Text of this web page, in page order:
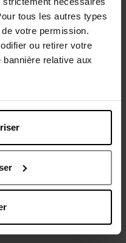
tous les autres types
votre permission.
ou retirer votre
relative aux
aux avis des clients
chose ?